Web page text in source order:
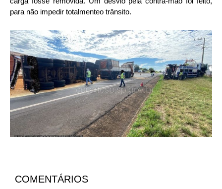
para não impedir totalmenteo trânsito.
COMENTÁRIOS